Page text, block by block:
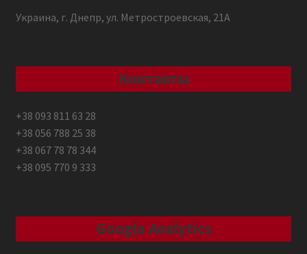
Украина, г. Днепр, ул. Метростроевская, 21А
Контакты
+38 093 811 63 28
+38 056 788 25 38
+38 067 78 78 344
+38 095 770 9 333
Google Analytics